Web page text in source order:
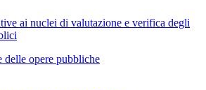
ai nuclei di valutazione e verifica degli
opere pubbliche